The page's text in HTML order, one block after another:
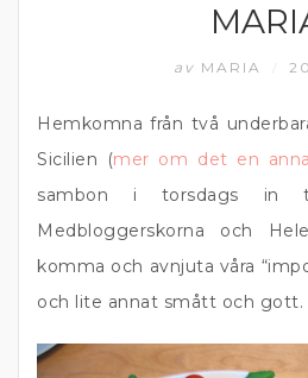
av MARIA
Hemkomna från två
Sicilien (mer om det en
sambon i torsdags in
Medbloggerskorna och
komma och avnjuta våra
och lite annat smått och gott.